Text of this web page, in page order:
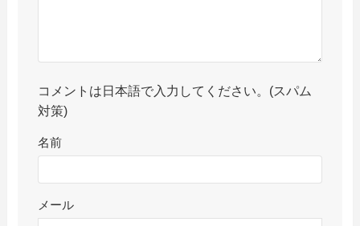
コメントは日本語で入力してください。(スパム
対策)
名前
メール